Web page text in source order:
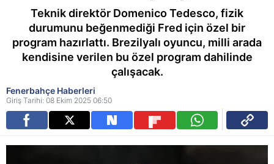
Teknik direktör Domenico Tedesco, fizik
durumunu beğenmediği Fred için özel bir
program hazırlattı. Brezilyalı oyuncu, milli arada
kendisine verilen bu özel program dahilinde
çalışacak.
Fenerbahçe Haberleri
Giriş Tarihi: 08 Ekim 2025 06:50